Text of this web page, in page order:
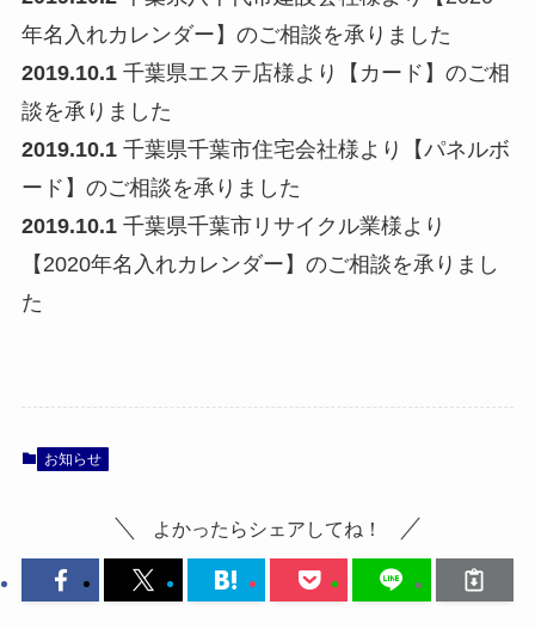
年名入れカレンダー】のご相談を承りました
2019.10.1 千葉県エステ店様より【カード】のご相
談を承りました
2019.10.1 千葉県千葉市住宅会社様より【パネルボ
ード】のご相談を承りました
2019.10.1 千葉県千葉市リサイクル業様より
【2020年名入れカレンダー】のご相談を承りまし
た
お知らせ
よかったらシェアしてね！